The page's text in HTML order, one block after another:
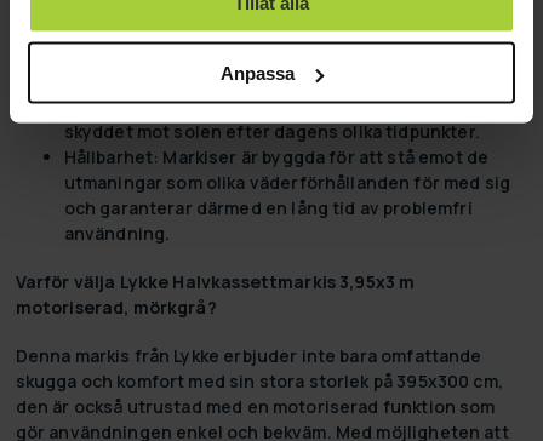
Anpassa
erbjuder omfattande skuggområden, vilket gör det
möjligt att njuta av större ytor utomhus även under
Anpassningsbar solskydd:Möjligheten att justera
vinkeln på din markis innebär att du kan optimera
skyddet mot solen efter dagens olika tidpunkter.
Hållbarhet: Markiser är byggda för att stå emot de
utmaningar som olika väderförhållanden för med sig
och garanterar därmed en lång tid av problemfri
användning.
Varför välja Lykke Halvkassettmarkis 3,95x3 m
motoriserad, mörkgrå?
Denna markis från Lykke erbjuder inte bara omfattande
skugga och komfort med sin stora storlek på 395x300 cm,
den är också utrustad med en motoriserad funktion som
gör användningen enkel och bekväm. Med möjligheten att